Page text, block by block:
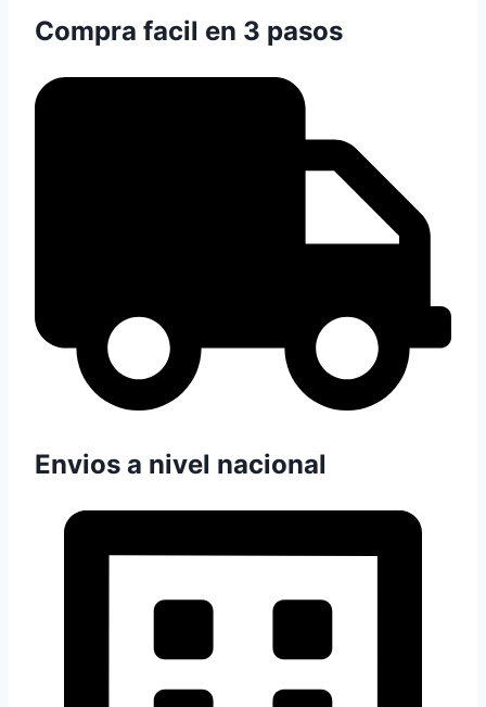
Compra facil en 3 pasos
Envios a nivel nacional